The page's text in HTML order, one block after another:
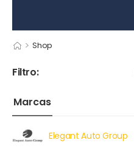
> Shop
Filtro:
Marcas
Elegant Auto Group